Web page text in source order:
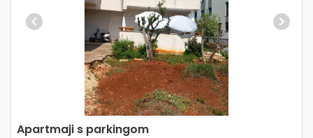
Previous Next
Apartmaji s parkingom